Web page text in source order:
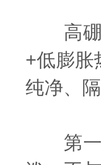
高硼
+低膨胀
纯净、
第一